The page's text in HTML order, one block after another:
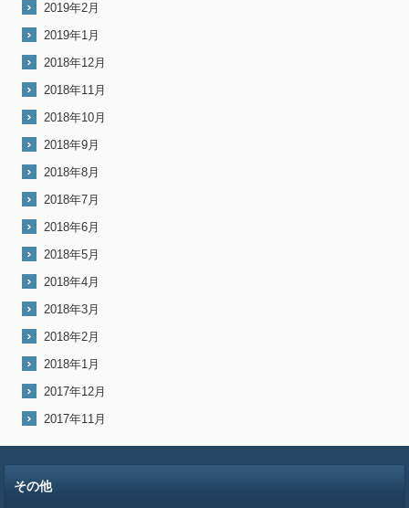
2019年2月
2019年1月
2018年12月
2018年11月
2018年10月
2018年9月
2018年8月
2018年7月
2018年6月
2018年5月
2018年4月
2018年3月
2018年2月
2018年1月
2017年12月
2017年11月
その他